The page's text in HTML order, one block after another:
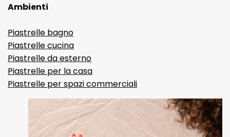
Ambienti
Piastrelle bagno
Piastrelle cucina
Piastrelle da esterno
Piastrelle per la casa
Piastrelle per spazi commerciali